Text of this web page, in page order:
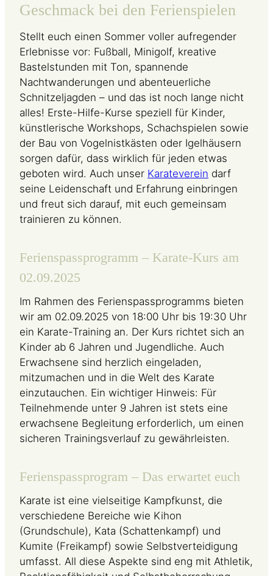
Geschmack bei den Ferienspielen
Stellt euch einen Sommer voller aufregender
Erlebnisse vor: Fußball, Minigolf, kreative
Bastelstunden mit Ton, spannende
Nachtwanderungen und abenteuerliche
Schnitzeljagden – und das ist noch lange nicht
alles! Erste-Hilfe-Kurse speziell für Kinder,
künstlerische Workshops, Schachspielen sowie
der Bau von Vogelnistkästen oder Igelhäusern
sorgen dafür, dass wirklich für jeden etwas
geboten wird. Auch unser Karateverein darf
seine Leidenschaft und Erfahrung einbringen
und freut sich darauf, mit euch gemeinsam
trainieren zu können.
Ferienspassprogramm – Karate-Kurs am
02.09.2025
Im Rahmen des Ferienspassprogramms bieten
wir am 02.09.2025 von 18:00 Uhr bis 19:30 Uhr
ein Karate-Training an. Der Kurs richtet sich an
Kinder ab 6 Jahren und Jugendliche. Auch
Erwachsene sind herzlich eingeladen,
mitzumachen und in die Welt des Karate
einzutauchen. Ein wichtiger Hinweis: Für
Teilnehmende unter 9 Jahren ist stets eine
erwachsene Begleitung erforderlich, um einen
sicheren Trainingsverlauf zu gewährleisten.
Ferienspassprogram – Das erwartet euch
Karate ist eine vielseitige Kampfkunst, die
verschiedene Bereiche wie Kihon
(Grundschule), Kata (Schattenkampf) und
Kumite (Freikampf) sowie Selbstverteidigung
umfasst. All diese Aspekte sind eng mit Athletik,